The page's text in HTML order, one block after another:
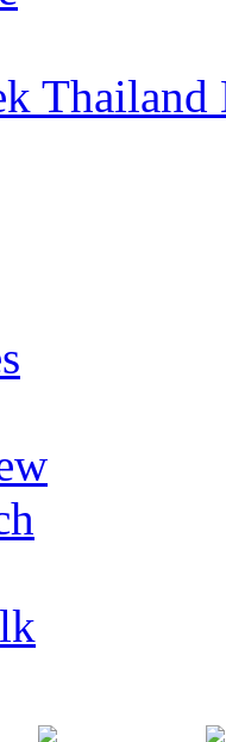
Thailand